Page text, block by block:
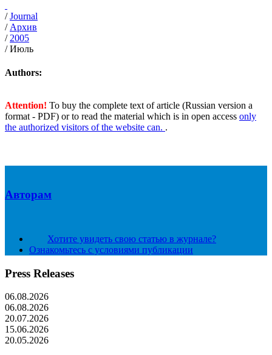
/Journal
/ Архив
/ 2005
/Июль
Authors:
Attention! To buy the complete text of article (Russian version a
format - PDF) or to read the material which is in open access only
the authorized visitors of the website can. .
Авторам
Хотите увидеть свою статью в журнале?
Ознакомьтесь с условиями публикации
Press Releases
06.08.2026
06.08.2026
20.07.2026
15.06.2026
20.05.2026